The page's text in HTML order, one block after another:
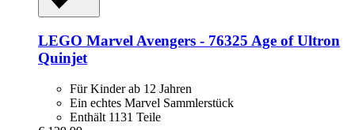
LEGO Marvel Avengers -​ 76325 Age of Ultron
Quinjet
Für Kinder ab 12 Jahren
Ein echtes Marvel Sammlerstück
Enthält 1131 Teile